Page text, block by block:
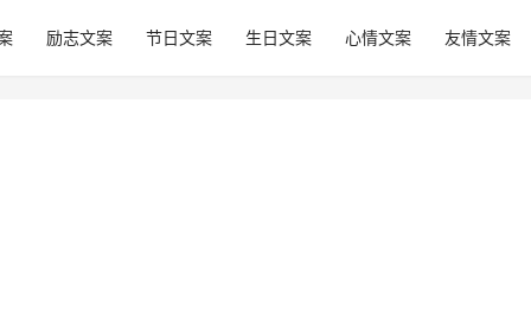
励志文案 节日文案 生日文案 心情文案 友情文案